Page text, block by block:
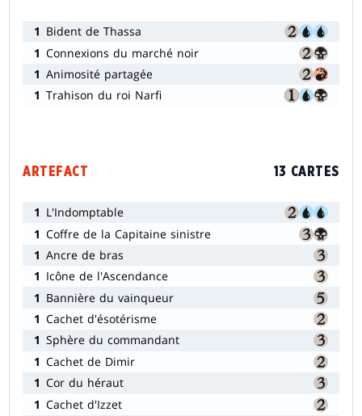
1 Bident de Thassa
1 Connexions du marché noir
1 Animosité partagée
1 Trahison du roi Narfi
ARTEFACT 13 CARTES
1 L'Indomptable
1 Coffre de la Capitaine sinistre
1 Ancre de bras
1 Icône de l'Ascendance
1 Bannière du vainqueur
1 Cachet d'ésotérisme
1 Sphère du commandant
1 Cachet de Dimir
1 Cor du héraut
1 Cachet d'Izzet